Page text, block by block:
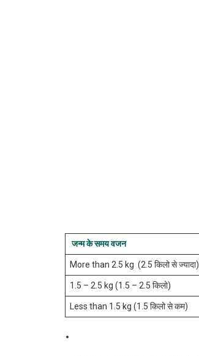
जन्म के समय वजन
More than 2.5 kg (2.5 किलो से ज्यादा)
1.5 – 2.5 kg (1.5 – 2.5 किलो)
Less than 1.5 kg (1.5 किलो से कम)